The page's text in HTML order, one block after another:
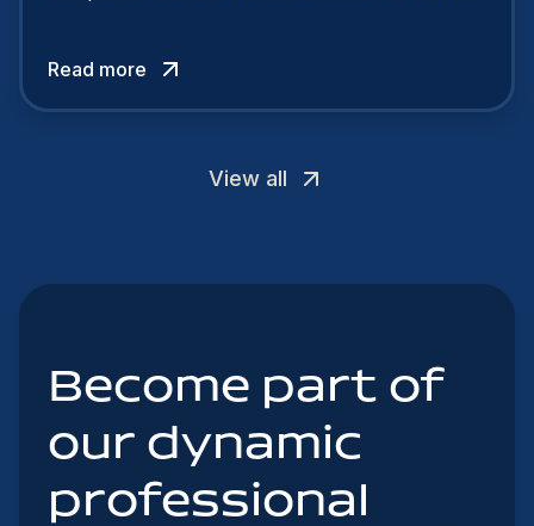
attract the best profiles.
Read more
View all
Become part of
our dynamic
professional